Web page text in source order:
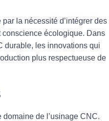
la nécessité d’intégrer des
écologique. Dans
durable, les innovations qui
plus respectueuse de
de l’usinage CNC.